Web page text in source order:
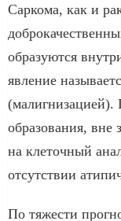
Саркома, как и
образуются
явление
(малигнизацией).
образования, вне
на клеточный
отсутствии
По тяжести